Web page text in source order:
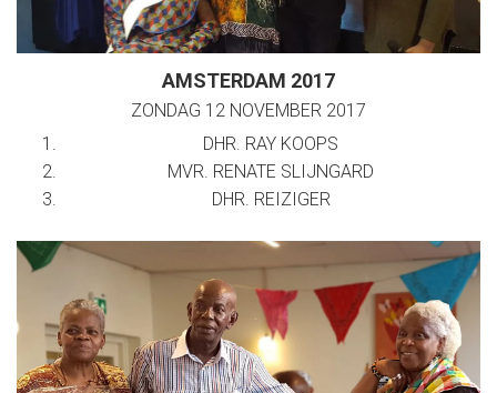
AMSTERDAM 2017
ZONDAG 12 NOVEMBER 2017
DHR. RAY KOOPS
MVR. RENATE SLIJNGARD
DHR. REIZIGER